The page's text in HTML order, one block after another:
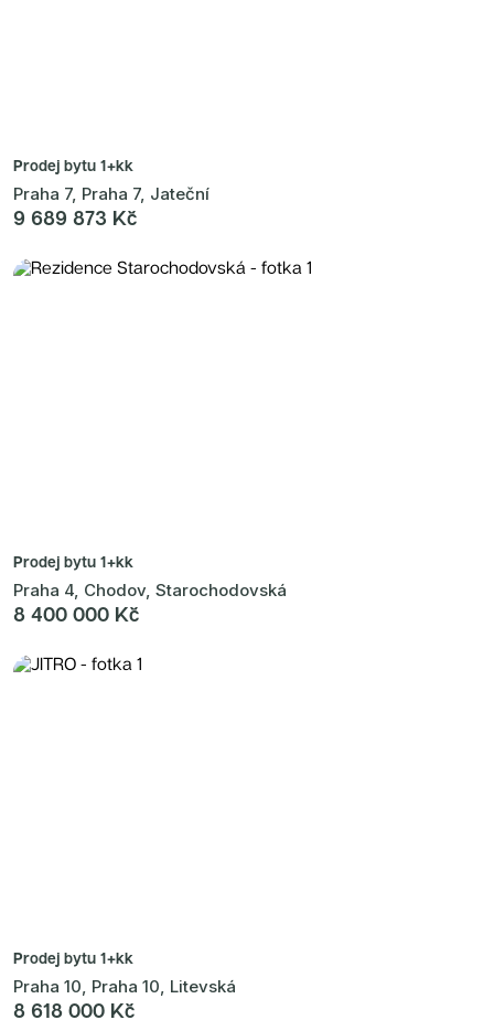
Prodej bytu 1+kk
Praha 7, Praha 7, Jateční
9 689 873 Kč
Prodej bytu 1+kk
Praha 4, Chodov, Starochodovská
8 400 000 Kč
Prodej bytu 1+kk
Praha 10, Praha 10, Litevská
8 618 000 Kč